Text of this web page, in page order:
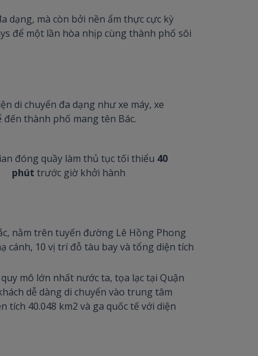
dạng, mà còn bởi nền ẩm thực cực kỳ
để một lần hòa nhịp cùng thành phố sôi
di chuyển đa dạng như xe máy, xe
thành phố mang tên Bác.
đóng quầy làm thủ tục tối thiểu 40
phút trước giờ khởi hành
nằm trên tuyến đường Lê Hồng Phong
cánh, 10 vị trí đỗ tàu bay và tổng diện tích
quy mô lớn nhất nước ta, tọa lạc tại Quận
dễ dàng di chuyển vào trung tâm
tích 40.048 km2 và ga quốc tế với diện